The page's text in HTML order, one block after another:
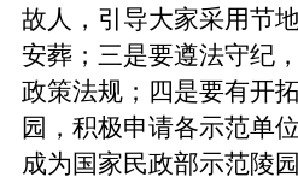
故人，引导大家采用节
安葬；三是要遵法守纪
政策法规；四是要有开
园，积极申请各示范单
成为国家民政部示范陵园